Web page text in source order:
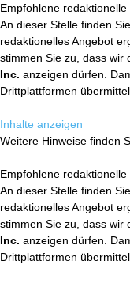
Empfohlene redaktionelle
An dieser Stelle finden
redaktionelles Angebot
stimmen Sie zu, dass wir
Inc. anzeigen dürfen.
Drittplattformen
Inhalte anzeigen
Weitere Hinweise finden
Empfohlene redaktionelle
An dieser Stelle finden
redaktionelles Angebot
stimmen Sie zu, dass wir
Inc. anzeigen dürfen.
Drittplattformen